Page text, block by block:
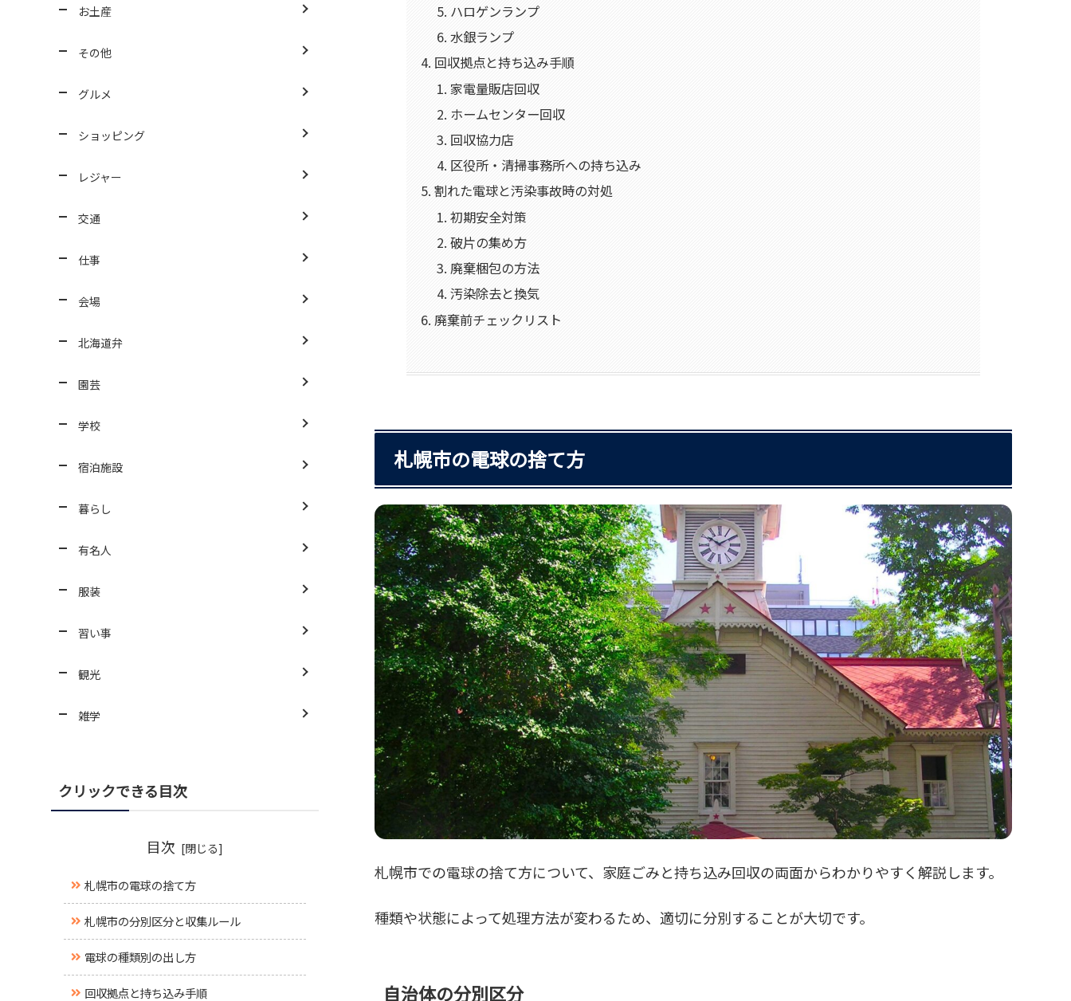
ハロゲンランプ
水銀ランプ
回収拠点と持ち込み手順
家電量販店回収
ホームセンター回収
回収協力店
区役所・清掃事務所への持ち込み
割れた電球と汚染事故時の対処
初期安全対策
破片の集め方
廃棄梱包の方法
汚染除去と換気
廃棄前チェックリスト
札幌市の電球の捨て方
札幌市での電球の捨て方について、家庭ごみと持ち込み回収の両面からわかりやすく解説します。
種類や状態によって処理方法が変わるため、適切に分別することが大切です。
自治体の分別区分
お土産
その他
グルメ
ショッピング
レジャー
交通
仕事
会場
北海道弁
園芸
学校
宿泊施設
暮らし
有名人
服装
習い事
観光
雑学
クリックできる目次
目次
札幌市の電球の捨て方
札幌市の分別区分と収集ルール
電球の種類別の出し方
回収拠点と持ち込み手順